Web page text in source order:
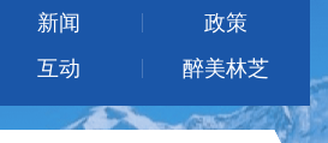
新闻
政策
互动 醉美林芝